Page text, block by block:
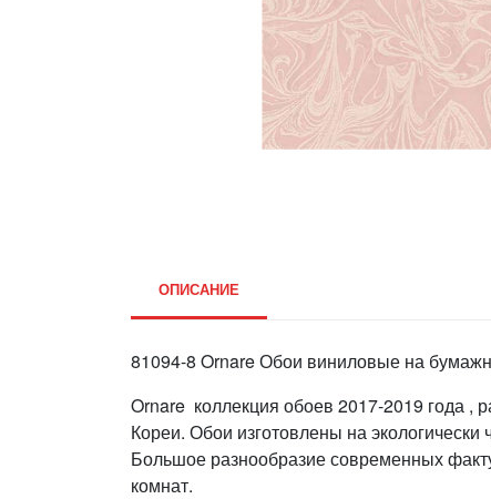
ОПИСАНИЕ
81094-8 Ornare Обои виниловые на
Ornare коллекция обоев 2017-2019 года
Кореи. Обои изготовлены на
Большое разнообразие современных
комнат.